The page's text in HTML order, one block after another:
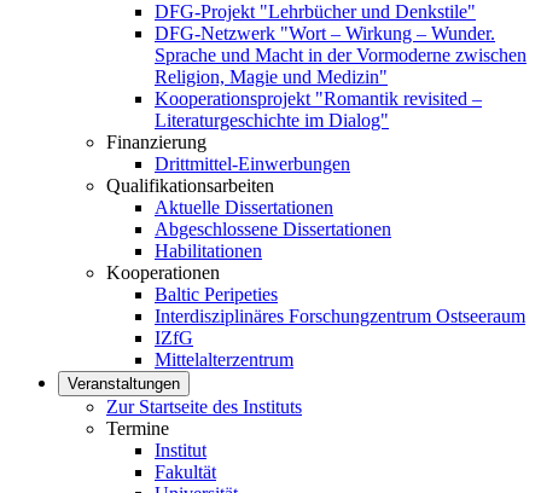
DFG-Projekt "Lehrbücher und Denkstile"
DFG-Netzwerk "Wort – Wirkung – Wunder.
Sprache und Macht in der Vormoderne zwischen
Religion, Magie und Medizin"
Kooperationsprojekt "Romantik revisited –
Literaturgeschichte im Dialog"
Finanzierung
Drittmittel-Einwerbungen
Qualifikationsarbeiten
Aktuelle Dissertationen
Abgeschlossene Dissertationen
Habilitationen
Kooperationen
Baltic Peripeties
Interdisziplinäres Forschungzentrum Ostseeraum
IZfG
Mittelalterzentrum
Veranstaltungen
Zur Startseite des Instituts
Termine
Institut
Fakultät